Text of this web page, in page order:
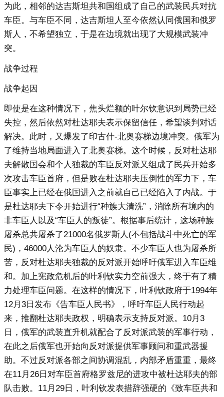
为此，相邻的达吉斯坦共和国组成了自己的武装民兵对抗
车臣。与车臣不同，达吉斯坦人至今依然认同俄国和俄罗
斯人，不希望独立，于是在边境就出现了大规模武装冲
突。
战争过程
战争起因
即使是在这种情况下，焦头烂额的叶尔钦意识到局势已经
失控，然后依然对杜达耶夫表示保留信任，希望谈判对话
解决。此时，又爆发了印古什-北奥赛梯边境冲突。俄军为
了维持当地局面进入了北奥赛梯。这个时候，反对杜达耶
夫解散国会和个人独裁的车臣反对派又组成了民兵开始多
次攻击车臣首府，但是败在杜达耶夫压倒性的军力下，车
臣事实上已经在俄国进入之前就自己已经陷入了内战。于
是杜达耶夫下令开始进行“种族大清洗”，消除所有境内的
非车臣人以及“车臣人的叛徒”。根据事后统计，这场种族
屠杀总共屠杀了21000名俄罗斯人(不包括战斗中死亡的军
民)，46000人沦为车臣人的奴隶。不少车臣人也为屠杀所
苦，反对杜达耶夫独裁的反对派开始呼吁俄军进入车臣维
和。加上宪政危机后的叶利钦实力空前强大，终于有了精
力处理车臣问题。在这样的情况下，叶利钦政府于1994年
12月3日发布《告车臣人民书》，呼吁车臣人民行动起
来，推翻杜达耶夫政权，明确表示支持反对派。10月3
日，俄军的武装直升机就配合了反对派武装的军事行动，
在此之后俄军也开始向反对派提供军事顾问和重武器援
助。不过反对派各部之间协调混乱，内部矛盾重重，最终
在11月26日对车臣首府格罗兹尼的进攻中被杜达耶夫的部
队击败。11月29日，叶利钦发表措辞强硬的《致车臣共和